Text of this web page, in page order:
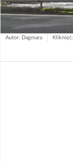
Autor: Dagmara